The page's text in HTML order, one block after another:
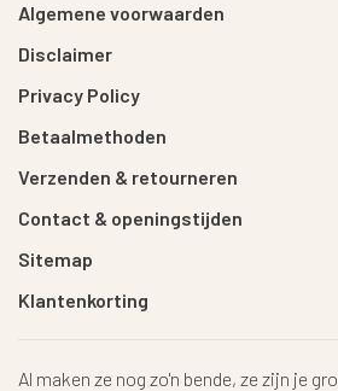
Algemene voorwaarden
Disclaimer
Privacy Policy
Betaalmethoden
Verzenden & retourneren
Contact & openingstijden
Sitemap
Klantenkorting
Al maken ze nog zo'n bende, ze zijn je